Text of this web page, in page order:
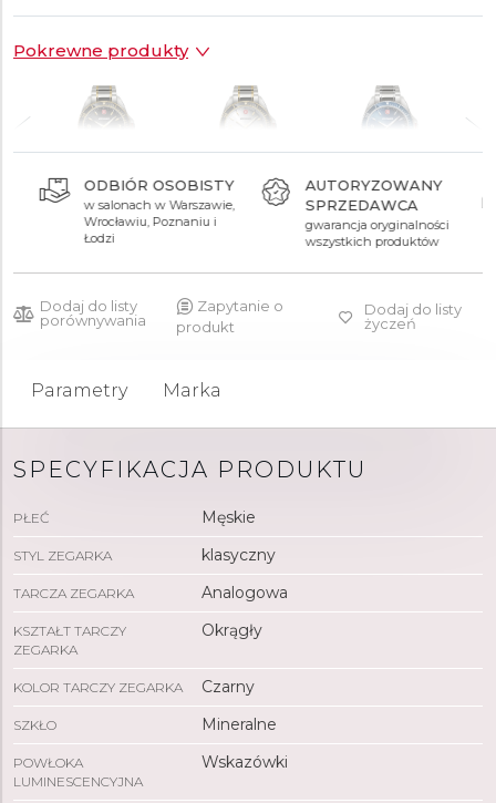
Pokrewne produkty
1 290 zł 1 012 zł
ODBIÓR OSOBISTY
w salonach w Warszawie,
Wrocławiu, Poznaniu i
Łodzi
AUTORYZOWANY
SPRZEDAWCA
gwarancja oryginalności
wszystkich produktów
Dodaj do listy
porównywania
Zapytanie o
produkt
Dodaj do listy
życzeń
Parametry Marka
SPECYFIKACJA PRODUKTU
PŁEĆ Męskie
STYL ZEGARKA klasyczny
TARCZA ZEGARKA Analogowa
KSZTAŁT TARCZY
ZEGARKA
Okrągły
KOLOR TARCZY ZEGARKA Czarny
SZKŁO Mineralne
POWŁOKA
LUMINESCENCYJNA
Wskazówki